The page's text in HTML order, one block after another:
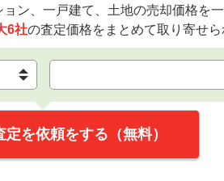
ン、一戸建て、土地の売却価格を
6社の査定価格をまとめて取り寄せ
を依頼をする（無料）